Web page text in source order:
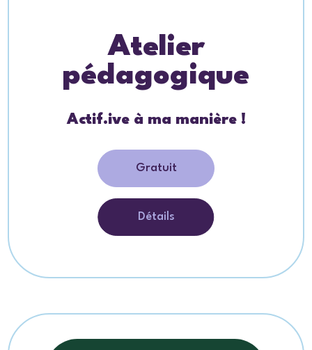
Atelier
pédagogique
Actif.ive à ma manière !
Gratuit
Détails